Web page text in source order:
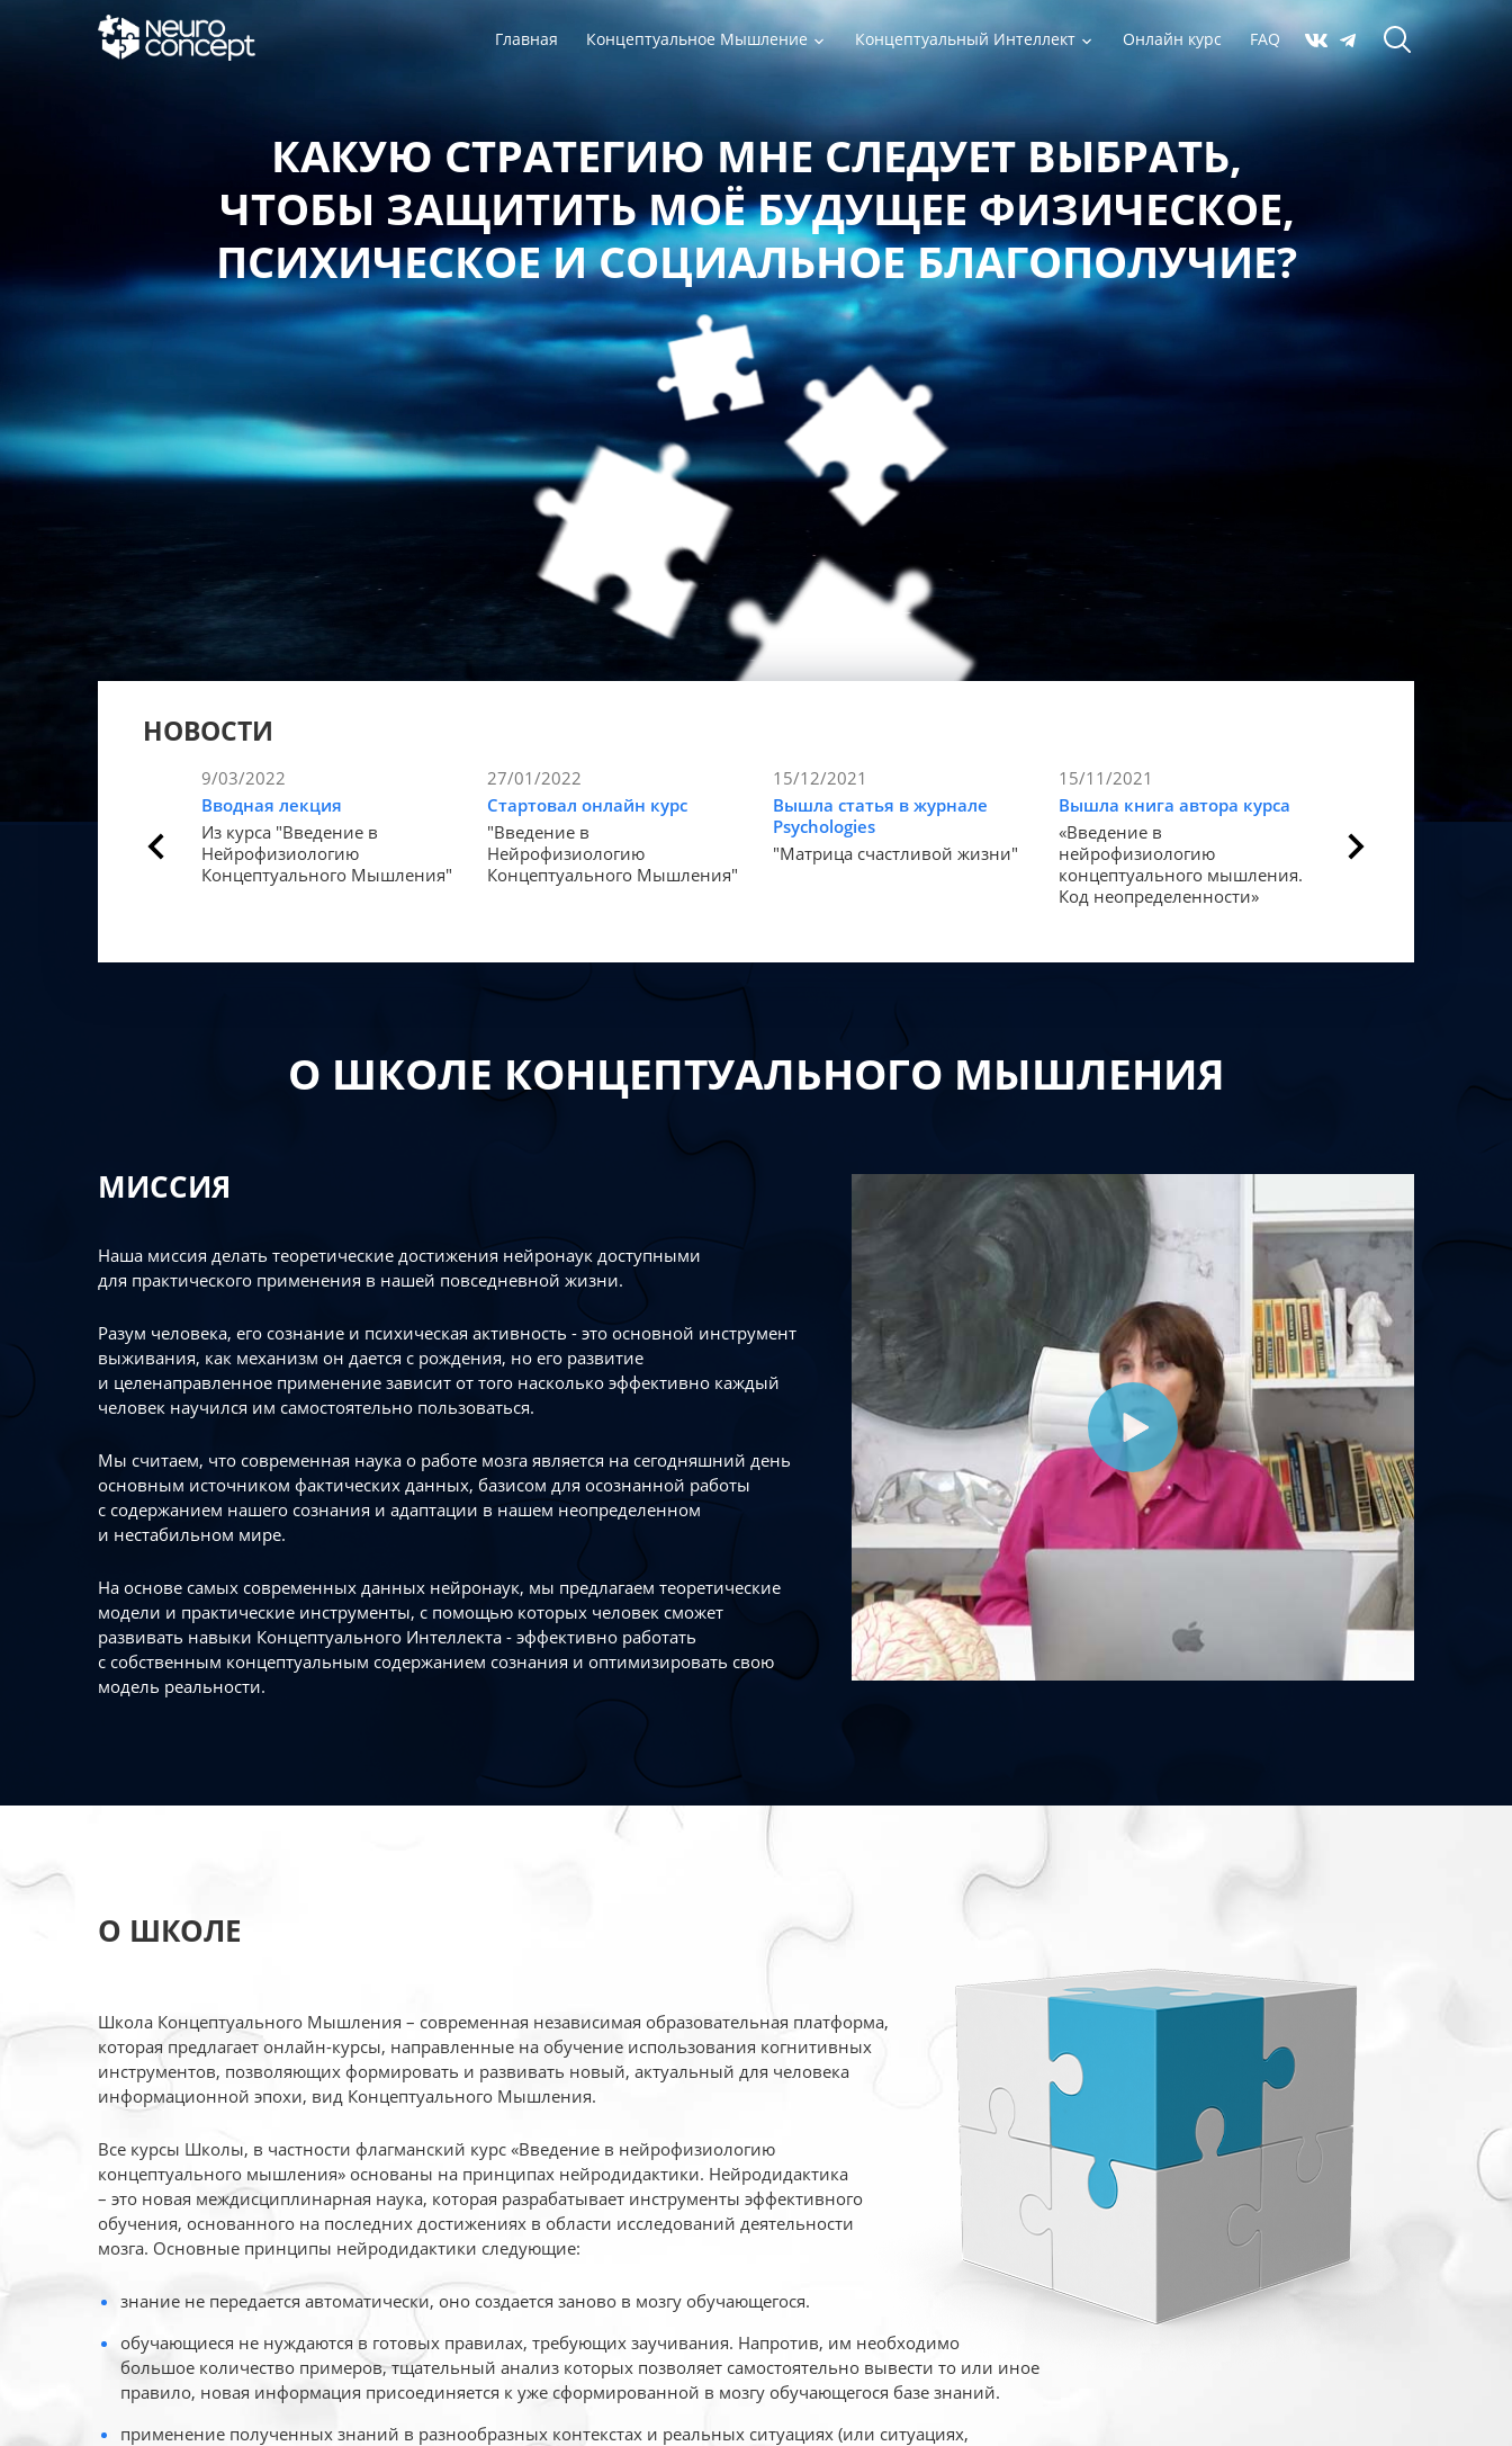
Главная Концептуальное Мышление Концептуальный Интеллект Онлайн курс FAQ
КАКУЮ СТРАТЕГИЮ МНЕ СЛЕДУЕТ ВЫБРАТЬ,
ЧТОБЫ ЗАЩИТИТЬ МОЁ БУДУЩЕЕ ФИЗИЧЕСКОЕ,
ПСИХИЧЕСКОЕ И СОЦИАЛЬНОЕ БЛАГОПОЛУЧИЕ?
НОВОСТИ
9/03/2022
Вводная лекция
Из курса "Введение в
Нейрофизиологию
Концептуального Мышления"
27/01/2022
Стартовал онлайн курс
"Введение в
Нейрофизиологию
Концептуального Мышления"
15/12/2021
Вышла статья в журнале
Psychologies
"Матрица счастливой жизни"
15/11/2021
Вышла книга автора курса
«Введение в
нейрофизиологию
концептуального мышления.
Код неопределенности»
Статья в Forbes
Как мозг
«счастье».
О ШКОЛЕ КОНЦЕПТУАЛЬНОГО МЫШЛЕНИЯ
МИССИЯ
Наша миссия делать теоретические достижения нейронаук доступными
для практического применения в нашей повседневной жизни.
Разум человека, его сознание и психическая активность - это основной инструмент
выживания, как механизм он дается с рождения, но его развитие
и целенаправленное применение зависит от того насколько эффективно каждый
человек научился им самостоятельно пользоваться.
Мы считаем, что современная наука о работе мозга является на сегодняшний день
основным источником фактических данных, базисом для осознанной работы
с содержанием нашего сознания и адаптации в нашем неопределенном
и нестабильном мире.
На основе самых современных данных нейронаук, мы предлагаем теоретические
модели и практические инструменты, с помощью которых человек сможет
развивать навыки Концептуального Интеллекта - эффективно работать
с собственным концептуальным содержанием сознания и оптимизировать свою
модель реальности.
О ШКОЛЕ
Школа Концептуального Мышления – современная независимая образовательная платформа,
которая предлагает онлайн-курсы, направленные на обучение использования когнитивных
инструментов, позволяющих формировать и развивать новый, актуальный для человека
информационной эпохи, вид Концептуального Мышления.
Все курсы Школы, в частности флагманский курс «Введение в нейрофизиологию
концептуального мышления» основаны на принципах нейродидактики. Нейродидактика
– это новая междисциплинарная наука, которая разрабатывает инструменты эффективного
обучения, основанного на последних достижениях в области исследований деятельности
мозга. Основные принципы нейродидактики следующие:
знание не передается автоматически, оно создается заново в мозгу обучающегося.
обучающиеся не нуждаются в готовых правилах, требующих заучивания. Напротив, им необходимо
большое количество примеров, тщательный анализ которых позволяет самостоятельно вывести то или иное
правило, новая информация присоединяется к уже сформированной в мозгу обучающегося базе знаний.
применение полученных знаний в разнообразных контекстах и реальных ситуациях (или ситуациях,